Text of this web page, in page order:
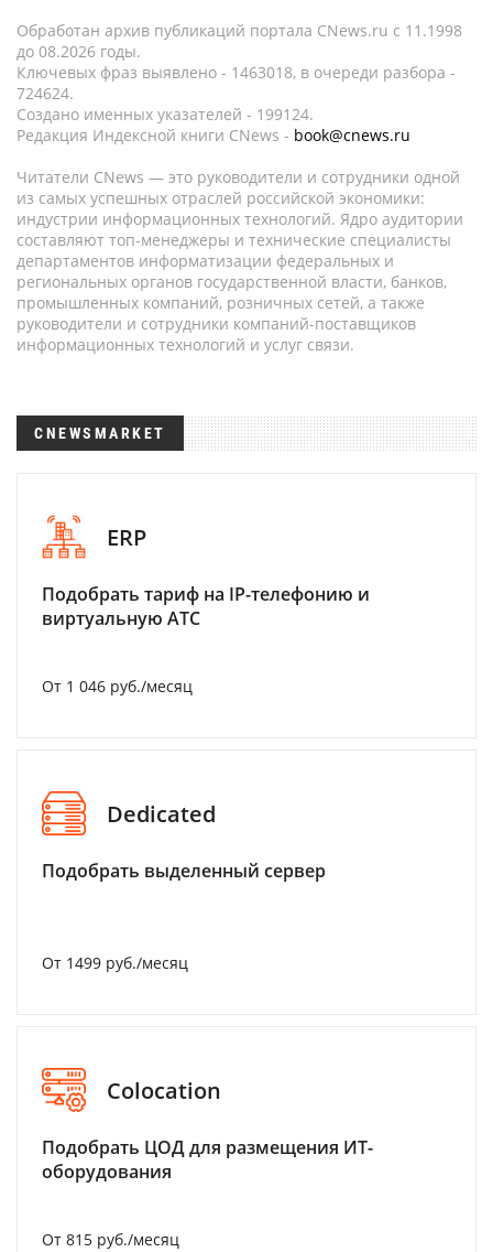
Обработан архив публикаций портала CNews.ru c 11.1998
до 08.2026 годы.
Ключевых фраз выявлено - 1463018, в очереди разбора -
724624.
Создано именных указателей - 199124.
Редакция Индексной книги CNews - book@cnews.ru
Читатели CNews — это руководители и сотрудники одной
из самых успешных отраслей российской экономики:
индустрии информационных технологий. Ядро аудитории
составляют топ-менеджеры и технические специалисты
департаментов информатизации федеральных и
региональных органов государственной власти, банков,
промышленных компаний, розничных сетей, а также
руководители и сотрудники компаний-поставщиков
информационных технологий и услуг связи.
CNEWSMARKET
ERP
Подобрать тариф на IP-телефонию и
виртуальную АТС
От 1 046 руб./месяц
Dedicated
Подобрать выделенный сервер
От 1499 руб./месяц
Colocation
Подобрать ЦОД для размещения ИТ-
оборудования
От 815 руб./месяц